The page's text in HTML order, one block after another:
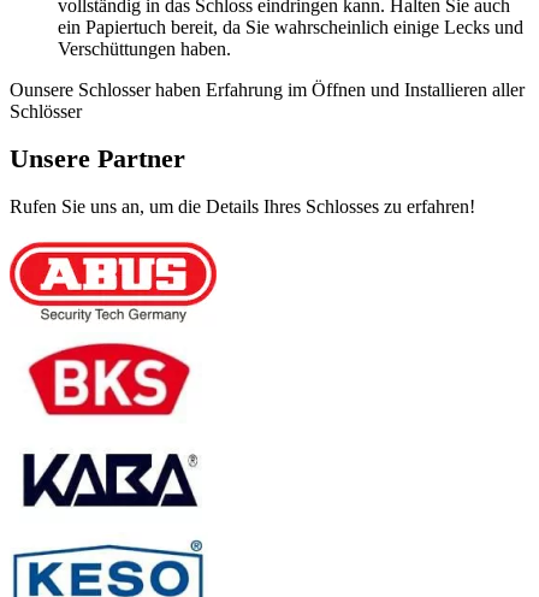
vollständig in das Schloss eindringen kann. Halten Sie auch
ein Papiertuch bereit, da Sie wahrscheinlich einige Lecks und
Verschüttungen haben.
Ounsere Schlosser haben Erfahrung im Öffnen und Installieren aller
Schlösser
Unsere Partner
Rufen Sie uns an, um die Details Ihres Schlosses zu erfahren!